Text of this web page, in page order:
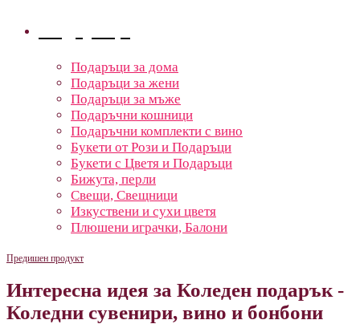
Подаръци за дома
Подаръци за жени
Подаръци за мъже
Подаръчни кошници
Подаръчни комплекти с вино
Букети от Рози и Подаръци
Букети с Цветя и Подаръци
Бижута, перли
Свещи, Свещници
Изкуствени и сухи цветя
Плюшени играчки, Балони
Предишен продукт
Интересна идея за Коледен подарък -
Коледни сувенири, вино и бонбони